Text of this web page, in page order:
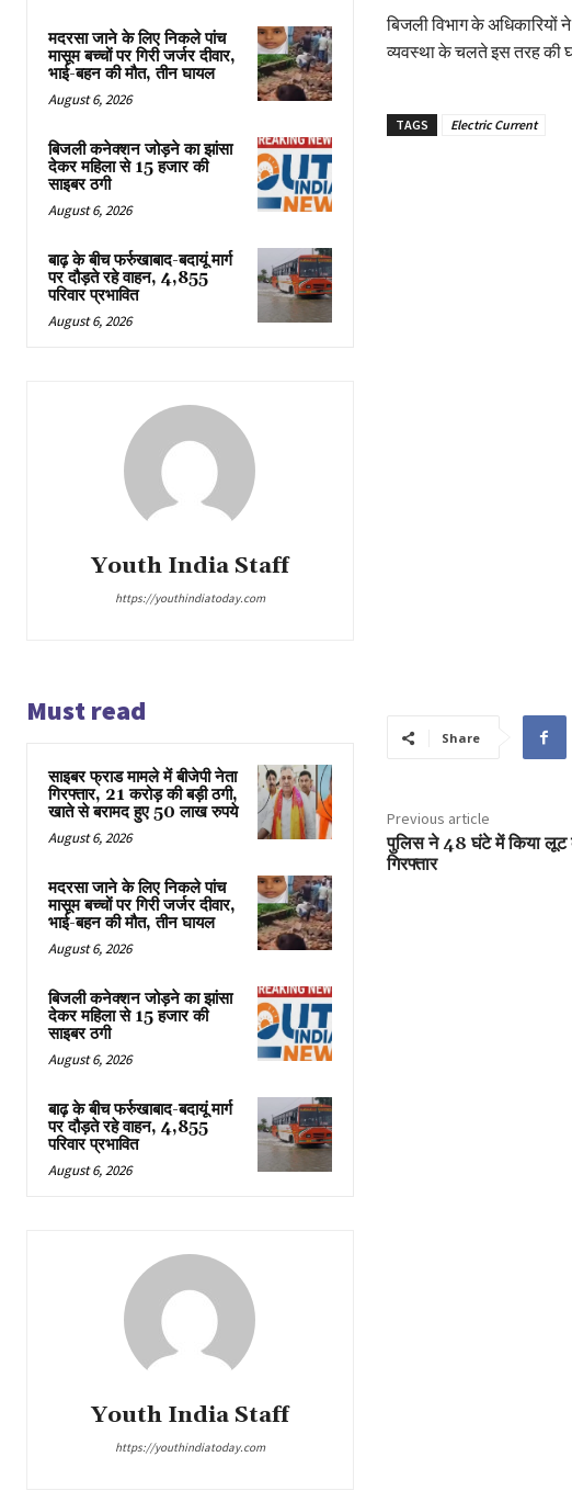
मदरसा जाने के लिए निकले पांच
मासूम बच्चों पर गिरी जर्जर दीवार,
भाई-बहन की मौत, तीन घायल
August 6, 2026
बिजली कनेक्शन जोड़ने का झांसा
देकर महिला से 15 हजार की
साइबर ठगी
August 6, 2026
बाढ़ के बीच फर्रुखाबाद-बदायूं मार्ग
पर दौड़ते रहे वाहन, 4,855
परिवार प्रभावित
August 6, 2026
Youth India Staff
https://youthindiatoday.com
बिजली विभाग के अधिकारियों
व्यवस्था के चलते इस तरह की
TAGS Electric Current
Must read
साइबर फ्राड मामले में बीजेपी नेता
गिरफ्तार, 21 करोड़ की बड़ी ठगी,
खाते से बरामद हुए 50 लाख रुपये
August 6, 2026
मदरसा जाने के लिए निकले पांच
मासूम बच्चों पर गिरी जर्जर दीवार,
भाई-बहन की मौत, तीन घायल
August 6, 2026
बिजली कनेक्शन जोड़ने का झांसा
देकर महिला से 15 हजार की
साइबर ठगी
August 6, 2026
बाढ़ के बीच फर्रुखाबाद-बदायूं मार्ग
पर दौड़ते रहे वाहन, 4,855
परिवार प्रभावित
August 6, 2026
Youth India Staff
https://youthindiatoday.com
Share
Previous article
पुलिस ने 48 घंटे में किया लूट
गिरफ्तार